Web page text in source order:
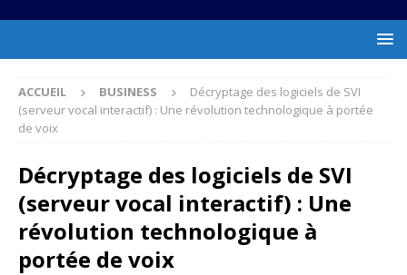
ACCUEIL BUSINESS
Décryptage des logiciels de SVI
(serveur vocal interactif) : Une révolution technologique à portée
de voix
Décryptage des logiciels de SVI
(serveur vocal interactif) : Une
révolution technologique à
portée de voix